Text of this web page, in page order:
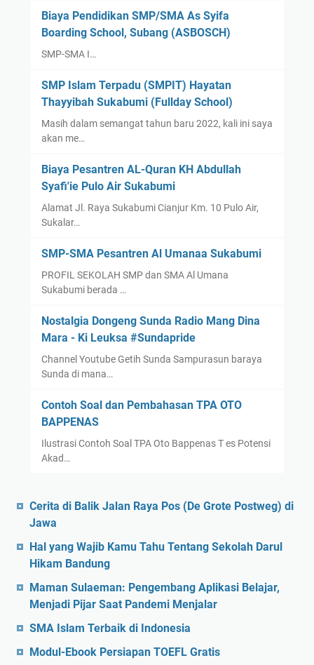
a
n
d
i
o
g
i
/
d
i
i
a
g
s
i
d
e
s
i
Biaya Pendidikan SMP/SMA As Syifa
Boarding School, Subang (ASBOSCH)
SMP-SMA I…
SMP Islam Terpadu (SMPIT) Hayatan
Thayyibah Sukabumi (Fullday School)
Masih dalam semangat tahun baru 2022, kali ini saya
akan me…
Biaya Pesantren AL-Quran KH Abdullah
Syafi'ie Pulo Air Sukabumi
Alamat Jl. Raya Sukabumi Cianjur Km. 10 Pulo Air,
Sukalar…
SMP-SMA Pesantren Al Umanaa Sukabumi
PROFIL SEKOLAH SMP dan SMA Al Umana
Sukabumi berada …
Nostalgia Dongeng Sunda Radio Mang Dina
Mara - Ki Leuksa #Sundapride
Channel Youtube Getih Sunda Sampurasun baraya
Sunda di mana…
Contoh Soal dan Pembahasan TPA OTO
BAPPENAS
Ilustrasi Contoh Soal TPA Oto Bappenas T es Potensi
Akad…
Cerita di Balik Jalan Raya Pos (De Grote Postweg) di
Jawa
Hal yang Wajib Kamu Tahu Tentang Sekolah Darul
Hikam Bandung
Maman Sulaeman: Pengembang Aplikasi Belajar,
Menjadi Pijar Saat Pandemi Menjalar
SMA Islam Terbaik di Indonesia
Modul-Ebook Persiapan TOEFL Gratis